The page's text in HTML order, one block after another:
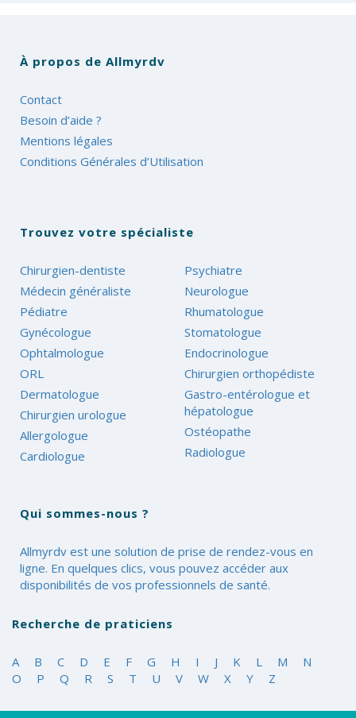
À propos de Allmyrdv
Contact
Besoin d’aide ?
Mentions légales
Conditions Générales d’Utilisation
Trouvez votre spécialiste
Chirurgien-dentiste
Médecin généraliste
Pédiatre
Gynécologue
Ophtalmologue
ORL
Dermatologue
Chirurgien urologue
Allergologue
Cardiologue
Psychiatre
Neurologue
Rhumatologue
Stomatologue
Endocrinologue
Chirurgien orthopédiste
Gastro-entérologue et
hépatologue
Ostéopathe
Radiologue
Qui sommes-nous ?
Allmyrdv est une solution de prise de rendez-vous en
ligne. En quelques clics, vous pouvez accéder aux
disponibilités de vos professionnels de santé.
Recherche de praticiens
A B C D E F G H I J K L M
N
O
P Q R S T U V W X Y Z